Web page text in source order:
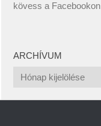
kövess a Facebookon
ARCHÍVUM
Archívum